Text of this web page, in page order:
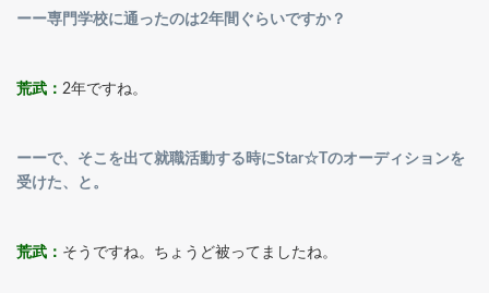
ーー専門学校に通ったのは2年間ぐらいですか？
荒武： 2年ですね。
ーーで、そこを出て就職活動する時にStar☆Tのオーディションを
受けた、と。
荒武： そうですね。ちょうど被ってましたね。